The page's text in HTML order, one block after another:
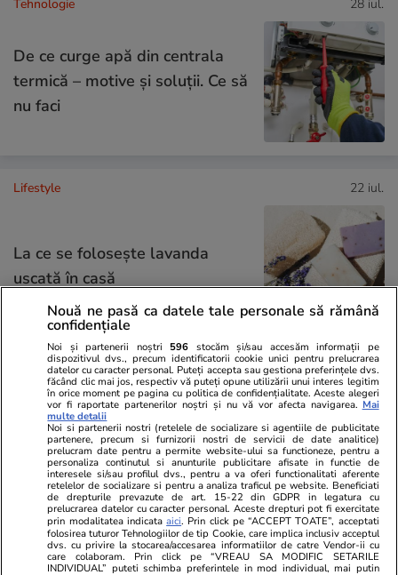
Tehnologie 28 iul.
De ce curge apă din centrala
termică – motive și soluții. Ce să
nu faci
Lifestyle 22 iul.
La ce se folosește lavanda
uscată în casă
Știri România 21:14
Șoferii de TIR, cei mai căutați
angajați din România. Peste
29.000 de posturi sunt libere în
toată țara
Știri România 18:44
Nouă ne pasă ca datele tale personale să rămână
confidențiale
Noi și partenerii noștri 596 stocăm și/sau accesăm informații pe
dispozitivul dvs., precum identificatorii cookie unici pentru prelucrarea
datelor cu caracter personal. Puteți accepta sau gestiona preferințele dvs.
făcând clic mai jos, respectiv vă puteți opune utilizării unui interes legitim
în orice moment pe pagina cu politica de confidențialitate. Aceste alegeri
vor fi raportate partenerilor noștri și nu vă vor afecta navigarea. Mai
multe detalii
Noi si partenerii nostri (retelele de socializare si agentiile de publicitate
partenere, precum si furnizorii nostri de servicii de date analitice)
prelucram date pentru a permite website-ului sa functioneze, pentru a
personaliza continutul si anunturile publicitare afisate in functie de
interesele si/sau profilul dvs., pentru a va oferi functionalitati aferente
retelelor de socializare si pentru a analiza traficul pe website. Beneficiati
de drepturile prevazute de art. 15-22 din GDPR in legatura cu
prelucrarea datelor cu caracter personal. Aceste drepturi pot fi exercitate
prin modalitatea indicataaici. Prin click pe “ACCEPT TOATE”, acceptati
folosirea tuturor Tehnologiilor de tip Cookie, care implica inclusiv acceptul
dvs. cu privire la stocarea/accesarea informatiilor de catre Vendor-ii cu
care colaboram. Prin click pe “VREAU SA MODIFIC SETARILE
INDIVIDUAL” puteti schimba preferintele in mod individual, mai putin